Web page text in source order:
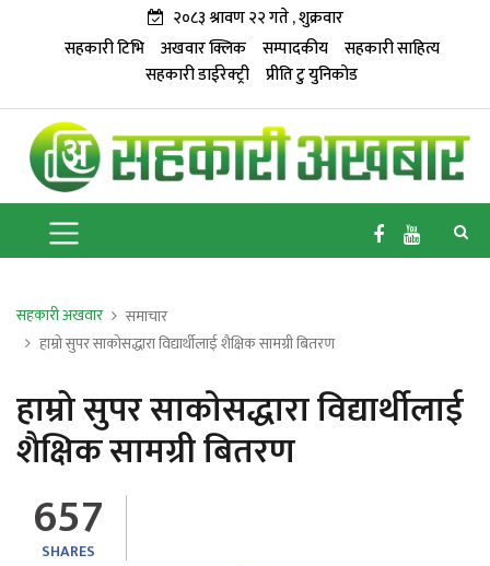
२०८३ श्रावण २२ गते , शुक्रवार
सहकारी टिभि
अखवार क्लिक सम्पादकीय
सहकारी साहित्य
सहकारी डाईरेक्ट्री प्रीति टु युनिकोड
सहकारी अखवार
समाचार
हाम्रो सुपर साकाेसद्धारा विद्यार्थीलाई शैक्षिक सामग्री बितरण
हाम्रो सुपर साकाेसद्धारा विद्यार्थीलाई
शैक्षिक सामग्री बितरण
657
SHARES